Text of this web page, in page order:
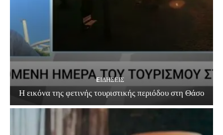
EΙΔΗΣΕΙΣ
Η εικόνα της φετινής τουριστικής περιόδου στη Θάσο